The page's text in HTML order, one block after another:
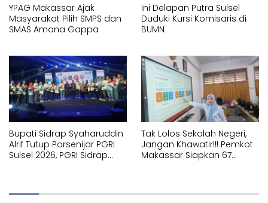
YPAG Makassar Ajak
Masyarakat Pilih SMPS dan
SMAS Amana Gappa
Ini Delapan Putra Sulsel
Duduki Kursi Komisaris di
BUMN
Bupati Sidrap Syaharuddin
Alrif Tutup Porsenijar PGRI
Sulsel 2026, PGRI Sidrap
Tak Lolos Sekolah Negeri,
Jangan Khawatir!!! Pemkot
Makassar Siapkan 67